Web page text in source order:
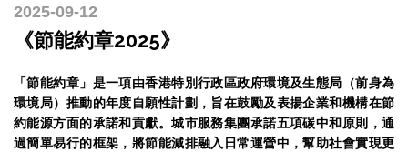
2025-09-12
《節能約章2025》
「節能約章」是一項由香港特別行政區政府環境及生態局（前身為
環境局）推動的年度自願性計劃，旨在鼓勵及表揚企業和機構在節
約能源方面的承諾和貢獻。城市服務集團承諾五項碳中和原則，通
過簡單易行的框架，將節能減排融入日常運營中，幫助社會實現更